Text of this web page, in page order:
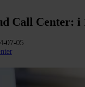
Call Center: i
07-05